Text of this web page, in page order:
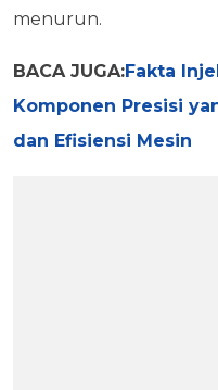
menurun.
BACA JUGA:Fakta
Komponen Presisi
dan Efisiensi Mesin